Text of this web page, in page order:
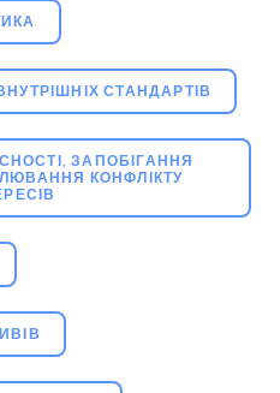
СТАНДАРТІВ
ЗАПОБІГАННЯ
КОНФЛІКТУ